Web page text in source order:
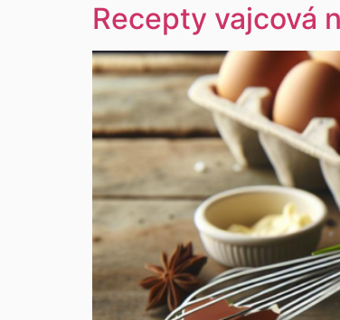
Recepty vajcová